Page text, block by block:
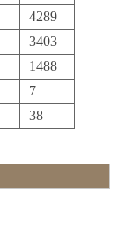
4289
3403
1488
7
38